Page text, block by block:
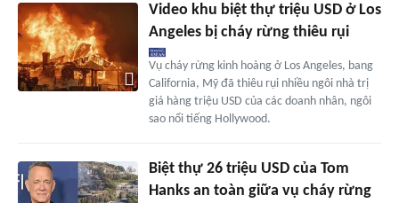
Video khu biệt thự triệu USD ở Los
Angeles bị cháy rừng thiêu rụi
Vụ cháy rừng kinh hoàng ở Los Angeles, bang
California, Mỹ đã thiêu rụi nhiều ngôi nhà trị
giá hàng triệu USD của các doanh nhân, ngôi
sao nổi tiếng Hollywood.
Biệt thự 26 triệu USD của Tom
Hanks an toàn giữa vụ cháy rừng